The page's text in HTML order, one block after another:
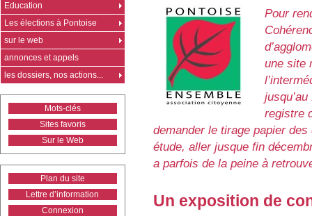
Pour
une site
registre
demander le tirage papier
étude, aller jusque fin
a parfois de la peine à
Un exposition de
Education
Les élections à Pontoise
sur le web
annonces et appels
les dossiers, nos actions...
Mots-clés
Sites favoris
Sur le Web
Plan du site
Lettre d’information
Connexion